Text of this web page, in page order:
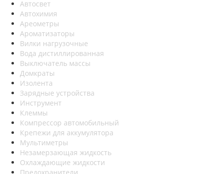
Автосвет
Автохимия
Ареометры
Ароматизаторы
Вилки нагрузочные
Вода дистиллированная
Выключатель массы
Домкраты
Изолента
Зарядные устройства
Инструмент
Клеммы
Компрессор автомобильный
Крепежи для аккумулятора
Мультиметры
Незамерзающая жидкость
Охлаждающие жидкости